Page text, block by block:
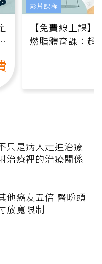
【免費線上課
燃脂體育課：超
影片課程
只是病人走進治療
治療裡的治療關係
他癌友五倍 醫盼頭
放寬限制